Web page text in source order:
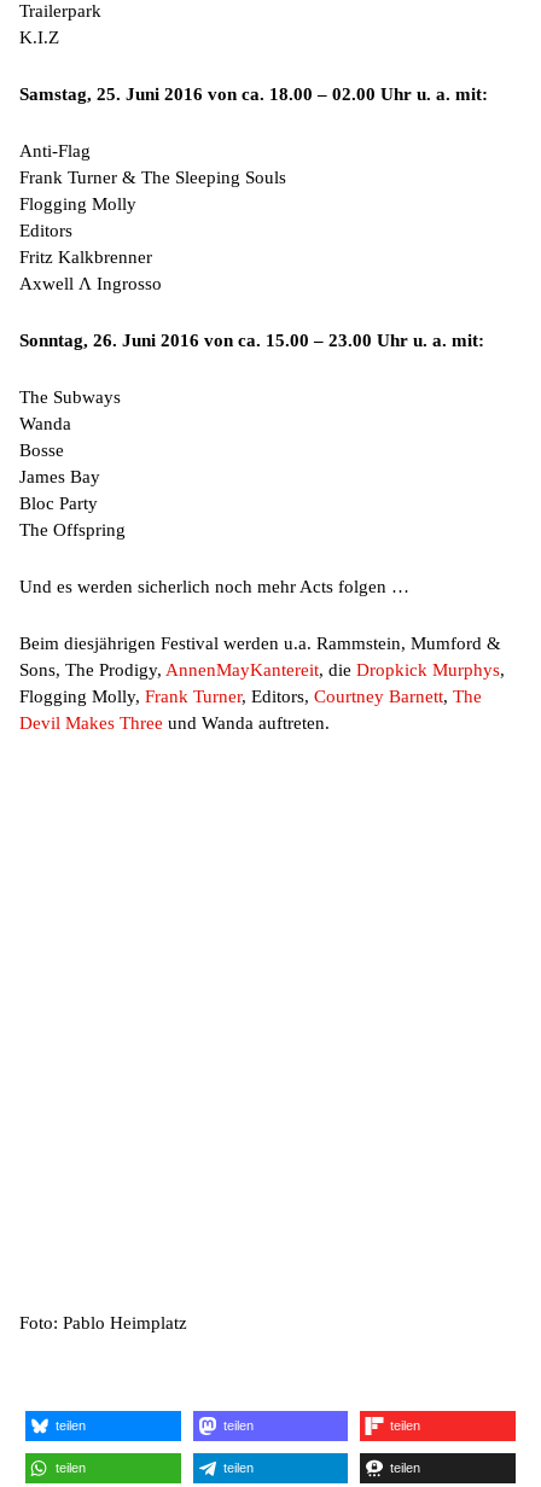
Trailerpark
K.I.Z
Samstag, 25. Juni 2016 von ca. 18.00 – 02.00 Uhr u. a. mit:
Anti-Flag
Frank Turner & The Sleeping Souls
Flogging Molly
Editors
Fritz Kalkbrenner
Axwell Λ Ingrosso
Sonntag, 26. Juni 2016 von ca. 15.00 – 23.00 Uhr u. a. mit:
The Subways
Wanda
Bosse
James Bay
Bloc Party
The Offspring
Und es werden sicherlich noch mehr Acts folgen …
Beim diesjährigen Festival werden u.a. Rammstein, Mumford &
Sons, The Prodigy, AnnenMayKantereit, dieDropkick Murphys,
Flogging Molly,Frank Turner, Editors,Courtney Barnett,The
Devil Makes Three und Wanda auftreten.
Foto: Pablo Heimplatz
teilen teilen teilen
teilen teilen teilen